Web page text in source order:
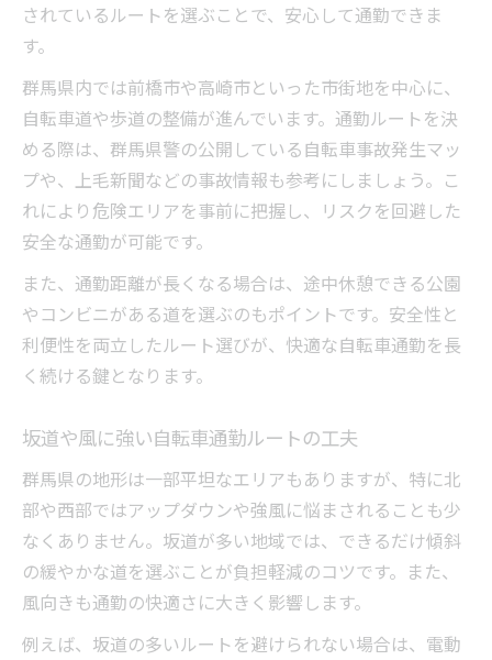
されているルートを選ぶことで、安心して通勤できま
す。
群馬県内では前橋市や高崎市といった市街地を中心に、
自転車道や歩道の整備が進んでいます。通勤ルートを決
める際は、群馬県警の公開している自転車事故発生マッ
プや、上毛新聞などの事故情報も参考にしましょう。こ
れにより危険エリアを事前に把握し、リスクを回避した
安全な通勤が可能です。
また、通勤距離が長くなる場合は、途中休憩できる公園
やコンビニがある道を選ぶのもポイントです。安全性と
利便性を両立したルート選びが、快適な自転車通勤を長
く続ける鍵となります。
坂道や風に強い自転車通勤ルートの工夫
群馬県の地形は一部平坦なエリアもありますが、特に北
部や西部ではアップダウンや強風に悩まされることも少
なくありません。坂道が多い地域では、できるだけ傾斜
の緩やかな道を選ぶことが負担軽減のコツです。また、
風向きも通勤の快適さに大きく影響します。
例えば、坂道の多いルートを避けられない場合は、電動